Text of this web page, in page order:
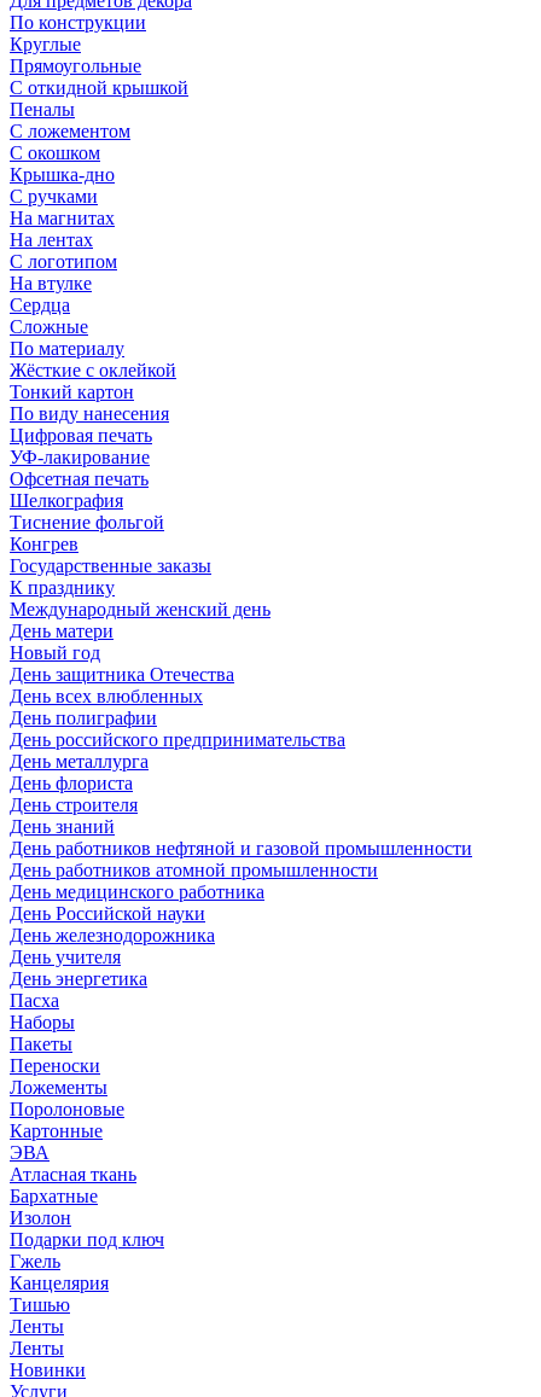
По конструкции
Круглые
Прямоугольные
С откидной крышкой
Пеналы
С ложементом
С окошком
Крышка-дно
С ручками
На магнитах
На лентах
С логотипом
На втулке
Сердца
Сложные
По материалу
Жёсткие с оклейкой
Тонкий картон
По виду нанесения
Цифровая печать
УФ-лакирование
Офсетная печать
Шелкография
Тиснение фольгой
Конгрев
Государственные заказы
К празднику
Международный женский день
День матери
Новый год
День защитника Отечества
День всех влюбленных
День полиграфии
День российского предпринимательства
День металлурга
День флориста
День строителя
День знаний
День работников нефтяной и газовой промышленности
День работников атомной промышленности
День медицинского работника
День Российской науки
День железнодорожника
День учителя
День энергетика
Пасха
Наборы
Пакеты
Переноски
Ложементы
Поролоновые
Картонные
ЭВА
Атласная ткань
Бархатные
Изолон
Подарки под ключ
Гжель
Канцелярия
Тишью
Ленты
Ленты
Новинки
Услуги